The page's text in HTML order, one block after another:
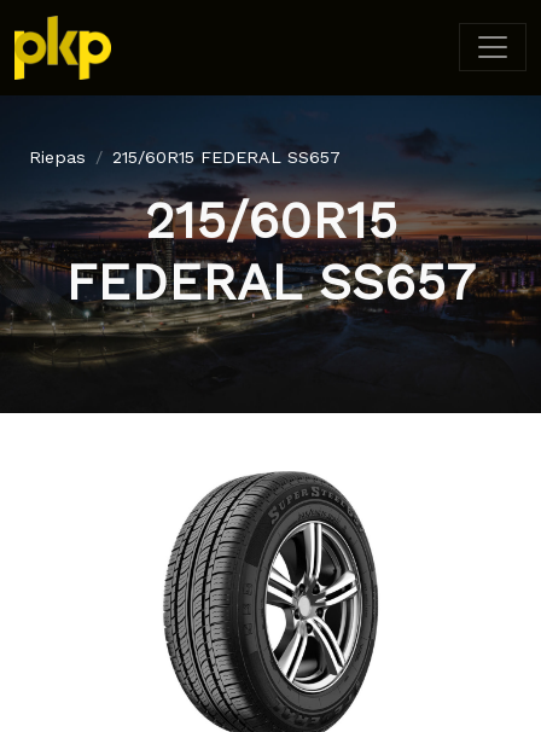
Riepas 215/60R15 FEDERAL SS657
215/60R15
FEDERAL SS657